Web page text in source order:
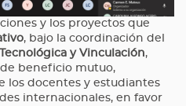
y los proyectos que
, bajo la coordinación del
y Vinculación,
beneficio mutuo,
los docentes y estudiantes
internacionales, en favor